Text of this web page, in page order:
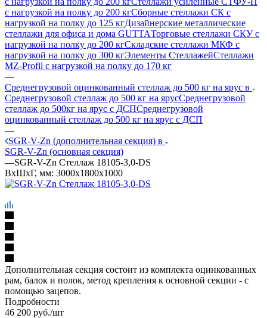
с нагрузкой на полку до 200 кгСборные стеллажи СК с
нагрузкой на полку до 125 кгДизайнерские металлические
стеллажи для офиса и дома GUTTAТорговые стеллажи СКУ с
нагрузкой на полку до 200 кгСкладские стеллажи МКФ с
нагрузкой на полку до 300 кгЭлементы СтеллажейСтеллажи
MZ-Profil с нагрузкой на полку до 170 кг
—
Среднегрузовой оцинкованный стеллаж до 500 кг на ярус в
Среднегрузовой стеллаж до 500 кг на ярусСреднегрузовой
стеллаж до 500кг на ярус с ДСПСреднегрузовой
оцинкованный стеллаж до 500 кг на ярус с ДСП
—
SGR-V-Zn (дополнительная секция) в
SGR-V-Zn (основная секция)
—SGR-V-Zn Стеллаж 18105-3,0-DS
ВхШхГ, мм: 3000x1800x1000
Дополнительная секция состоит из комплекта оцинкованных
рам, балок и полок, метод крепления к основной секции - с
помощью зацепов.
Подробности
46 200 руб./шт